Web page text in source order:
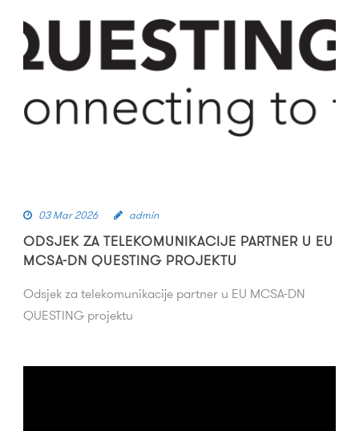
03 Mar 2026 admin
ODSJEK ZA TELEKOMUNIKACIJE PARTNER U EU
MCSA-DN QUESTING PROJEKTU
Odsjek za telekomunikacije partner u EU MCSA-DN
QUESTING projektu